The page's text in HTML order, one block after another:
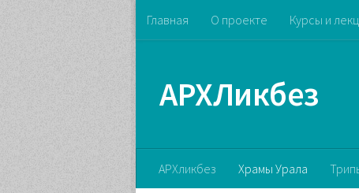
Главная О проекте Курсы и
АРХЛикбез
АРХликбез Храмы Урала